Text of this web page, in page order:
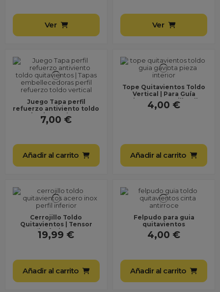
Ver Ver
Juego Tapa perfil
refuerzo antiviento toldo
quitavientos | Tapas
embellecedoras perfil...
7,00 €
Añadir al carrito
Tope Quitavientos Toldo
Vertical | Para Guía
Gaviota con Tornillo Allen
4,00 €
Añadir al carrito
Cerrojillo Toldo
Quitavientos | Tensor
Perfil Inferior Acero
Inoxidable
19,99 €
Añadir al carrito
Felpudo para guia
quitavientos
4,00 €
Añadir al carrito